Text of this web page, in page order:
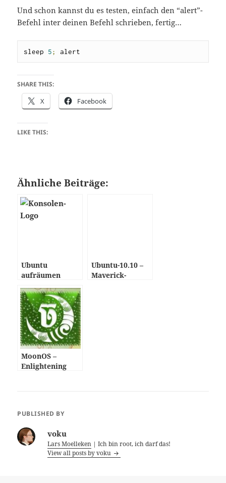
Und schon kannst du es testen, einfach den “alert”-
Befehl inter deinen Befehl schrieben, fertig…
sleep 5; alert
SHARE THIS:
X Facebook
LIKE THIS:
Ähnliche Beiträge:
Ubuntu
aufräumen
Ubuntu-10.10 –
Maverick-
MoonOS –
Enlightening
PUBLISHED BY
voku
Lars Moelleken | Ich bin root, ich darf das!
View all posts by voku